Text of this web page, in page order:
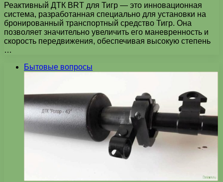
Реактивный ДТК BRT для Тигр — это инновационная
система, разработанная специально для установки на
бронированный транспортный средство Тигр. Она
позволяет значительно увеличить его маневренность и
скорость передвижения, обеспечивая высокую степень
…
Бытовые вопросы